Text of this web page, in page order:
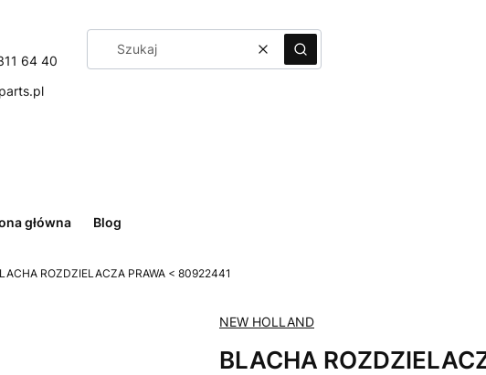
64 40
WyczyśćSzukaj
główna Blog
ROZDZIELACZA PRAWA < 80922441
NEW HOLLAND
BLACHA